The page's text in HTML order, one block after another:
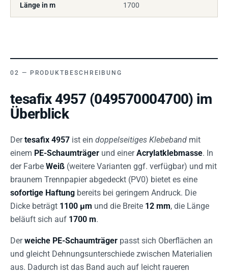
Länge in m 1700
PRODUKTBESCHREIBUNG
tesafix 4957 (049570004700) im
Überblick
Dertesafix 4957 ist ein doppelseitiges Klebeband mit
einem PE-Schaumträger und einerAcrylatklebmasse. In
der Farbe Weiß (weitere Varianten ggf. verfügbar) und mit
braunem Trennpapier abgedeckt (PV0) bietet es eine
sofortige Haftung bereits bei geringem Andruck. Die
Dicke beträgt 1100 µm und die Breite 12 mm, die Länge
beläuft sich auf 1700 m.
Derweiche PE-Schaumträger passt sich Oberflächen an
und gleicht Dehnungsunterschiede zwischen Materialien
aus. Dadurch ist das Band auch auf leicht raueren